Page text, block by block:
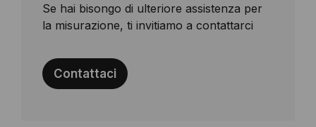
Se hai bisongo di ulteriore assistenza per
la misurazione, ti invitiamo a contattarci
Contattaci